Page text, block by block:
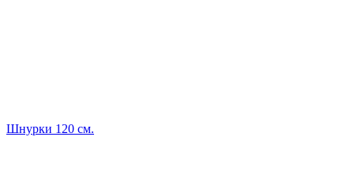
Шнурки 120 см.